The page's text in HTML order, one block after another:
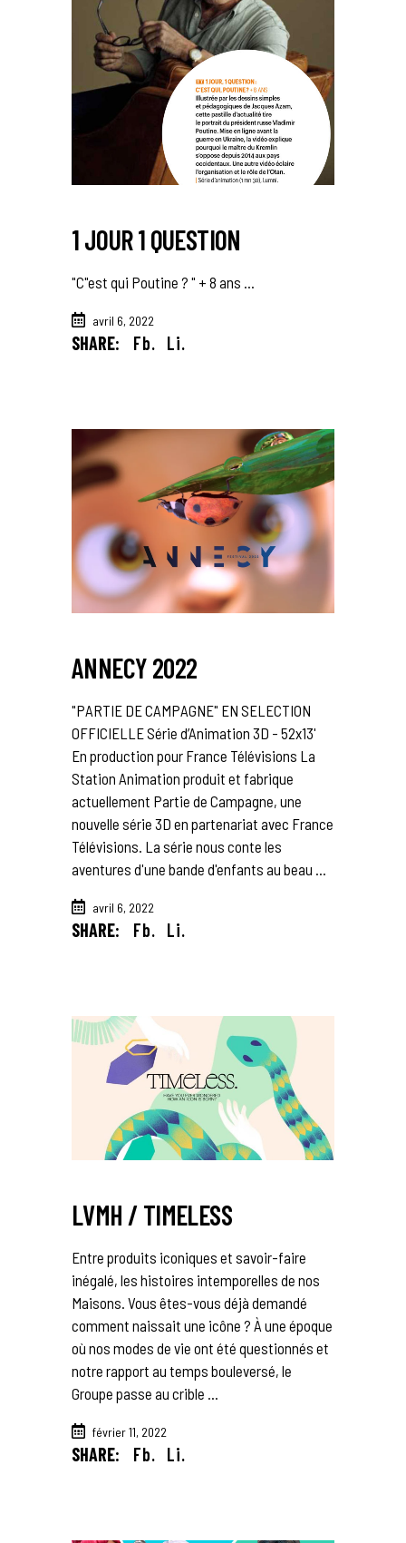
1 JOUR 1 QUESTION
"C"est qui Poutine ? " + 8 ans
avril 6, 2022
SHARE: Fb. Li.
ANNECY 2022
"PARTIE DE CAMPAGNE" EN SELECTION
OFFICIELLE Série d’Animation 3D - 52x13'
En production pour France Télévisions La
Station Animation produit et fabrique
actuellement Partie de Campagne, une
nouvelle série 3D en partenariat avec France
Télévisions. La série nous conte les
aventures d'une bande d'enfants au beau
avril 6, 2022
SHARE: Fb. Li.
LVMH / TIMELESS
Entre produits iconiques et savoir-faire
inégalé, les histoires intemporelles de nos
Maisons. Vous êtes-vous déjà demandé
comment naissait une icône ? À une époque
où nos modes de vie ont été questionnés et
notre rapport au temps bouleversé, le
Groupe passe au crible
février 11, 2022
SHARE: Fb. Li.